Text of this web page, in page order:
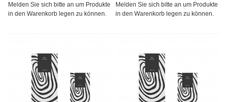
Melden Sie sich bitte an um Produkte
in den Warenkorb legen zu können.
Melden Sie sich bitte an um Produkte
in den Warenkorb legen zu können.